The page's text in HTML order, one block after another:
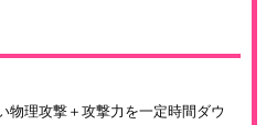
物理攻撃＋攻撃力を一定時間ダウ